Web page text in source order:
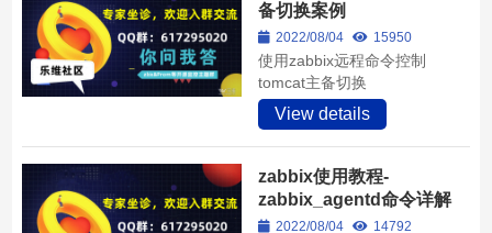
备切换案例
2022/08/04 15950
使用zabbix远程命令控制
tomcat主备切换
View details
zabbix使用教程-
zabbix_agentd命令详解
2022/08/04 14792